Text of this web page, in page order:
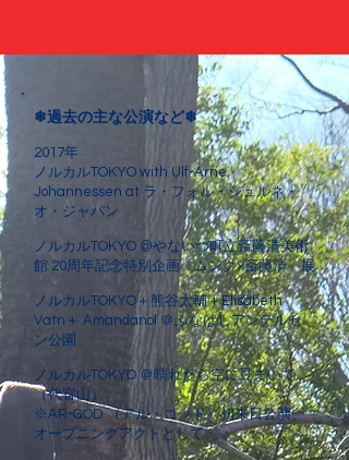
❄過去の主な公演など❄
2017年
ノルカルTOKYO with Ulf-Arne
Johannessen at ラ・フォル・ジュルネ・
オ・ジャパン
ノルカルTOKYO @やないづ町立斎藤清美術
館 20周年記念特別企画「ムンク×斎藤清」展
ノルカルTOKYO＋熊谷太輔​＋Elisabeth
Vatn＋ Amandanol ​​＠ふなばしアンデルセ
ン公園​​​
ノルカルTOKYO ＠晴れたら空に豆まいて
（代官山）
※AR-GOD （アル・ゴッド）初来日公演、
オープニングアクトとして